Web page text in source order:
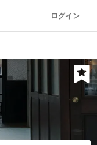
ログイン